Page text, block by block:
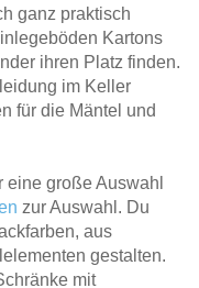
ganz praktisch
Kartons
ihren Platz finden.
im Keller
für die Mäntel und
eine große Auswahl
zur Auswahl. Du
aus
gestalten.
mit